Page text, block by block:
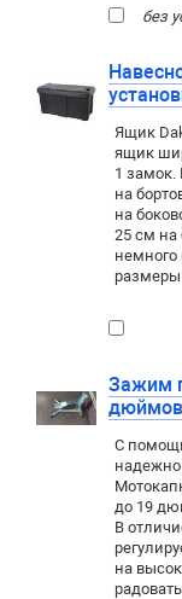
без
Ящик
ящик
1
на
на
25 см на
немного
Зажим
дюймов
С
до 19
В
на